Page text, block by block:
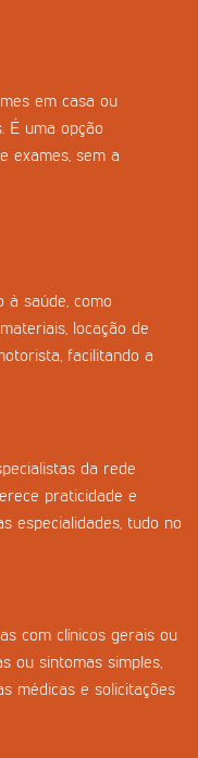
em casa ou
É uma opção
exames, sem a
à saúde, como
locação de
facilitando a
da rede
praticidade e
especialidades, tudo no
com clínicos gerais ou
ou sintomas simples,
médicas e solicitações